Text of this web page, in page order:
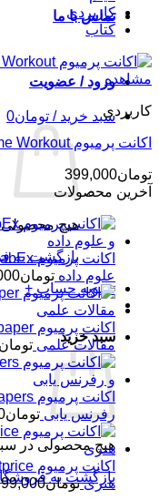
تماس با ما
ورود / عضویت
سبد خرید / تومان0
هیچ محصولی
بازگشت به
تسویه حساب +
سبد خرید
هیچ محصولی در
بازگشت به
کاربردی
کتاب
مشاهده
کاربردی
اکانت پرمیوم Tempo Home Workout – برنامه ورزشی فیتنس
تومان399,000
آخرین محصولات
علوم داده تومان
مقالات علمی تومان
رفرنس یابی تومان
هنری تومان